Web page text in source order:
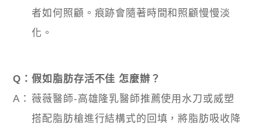
者如何照顧。痕跡會隨著時間和照顧慢慢淡
化。
Q：假如脂肪存活不佳 怎麼辦？
A： 薇薇醫師-高雄隆乳醫師推薦使用水刀或威塑
搭配脂肪槍進行結構式的回填，將脂肪吸收降